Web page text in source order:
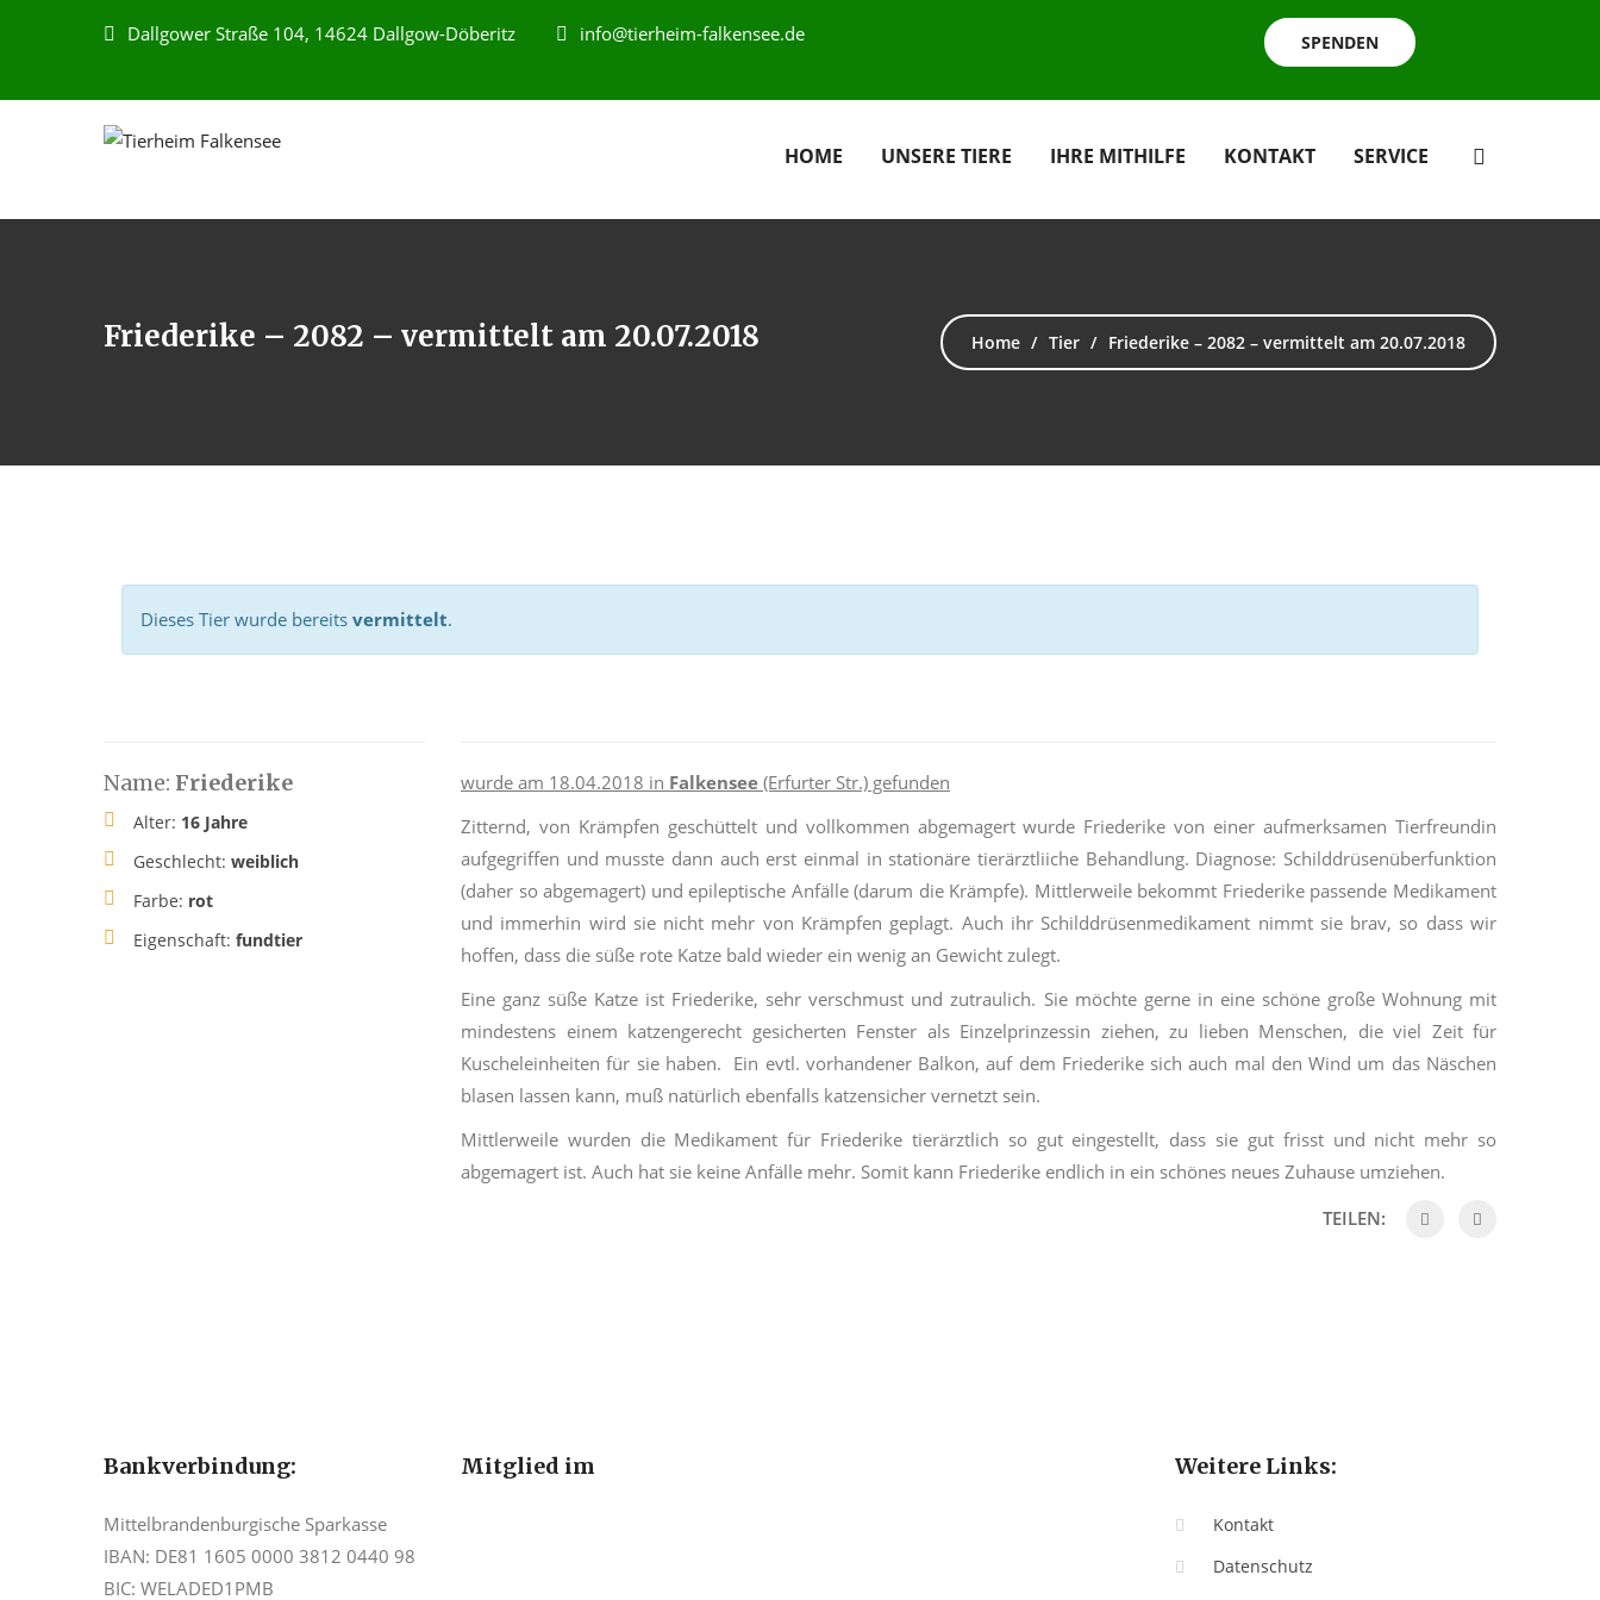
Dallgower Straße 104, 14624 Dallgow-Döberitz info@tierheim-falkensee.de SPENDEN
HOME UNSERE TIERE IHRE MITHILFE KONTAKT SERVICE
Friederike – 2082 – vermittelt am 20.07.2018 Home Tier Friederike – 2082 – vermittelt am 20.07.2018
Dieses Tier wurde bereits vermittelt.
Name: Friederike
Alter: 16 Jahre
Geschlecht: weiblich
Farbe: rot
Eigenschaft: fundtier
wurde am 18.04.2018 in Falkensee (Erfurter Str.) gefunden
Zitternd, von Krämpfen geschüttelt und vollkommen abgemagert wurde Friederike von einer aufmerksamen Tierfreundin
aufgegriffen und musste dann auch erst einmal in stationäre tierärztliiche Behandlung. Diagnose: Schilddrüsenüberfunktion
(daher so abgemagert) und epileptische Anfälle (darum die Krämpfe). Mittlerweile bekommt Friederike passende Medikament
und immerhin wird sie nicht mehr von Krämpfen geplagt. Auch ihr Schilddrüsenmedikament nimmt sie brav, so dass wir
hoffen, dass die süße rote Katze bald wieder ein wenig an Gewicht zulegt.
Eine ganz süße Katze ist Friederike, sehr verschmust und zutraulich. Sie möchte gerne in eine schöne große Wohnung mit
mindestens einem katzengerecht gesicherten Fenster als Einzelprinzessin ziehen, zu lieben Menschen, die viel Zeit für
Kuscheleinheiten für sie haben. Ein evtl. vorhandener Balkon, auf dem Friederike sich auch mal den Wind um das Näschen
blasen lassen kann, muß natürlich ebenfalls katzensicher vernetzt sein.
Mittlerweile wurden die Medikament für Friederike tierärztlich so gut eingestellt, dass sie gut frisst und nicht mehr so
abgemagert ist. Auch hat sie keine Anfälle mehr. Somit kann Friederike endlich in ein schönes neues Zuhause umziehen.
TEILEN:
Bankverbindung:
Mittelbrandenburgische Sparkasse
IBAN: DE81 1605 0000 3812 0440 98
BIC: WELADED1PMB
Mitglied im Weitere Links:
Kontakt
Datenschutz